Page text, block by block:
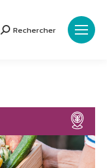
Search:
Rechercher